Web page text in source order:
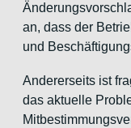
an, dass der
und
Andererseits ist
das aktuelle